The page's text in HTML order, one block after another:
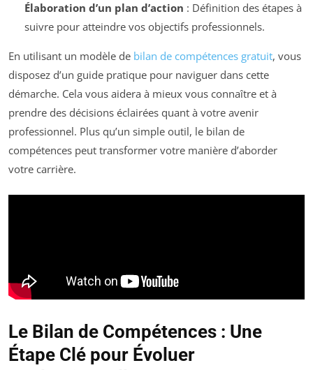
Élaboration d’un plan d’action : Définition des étapes à
suivre pour atteindre vos objectifs professionnels.
En utilisant un modèle de bilan de compétences gratuit, vous
disposez d’un guide pratique pour naviguer dans cette
démarche. Cela vous aidera à mieux vous connaître et à
prendre des décisions éclairées quant à votre avenir
professionnel. Plus qu’un simple outil, le bilan de
compétences peut transformer votre manière d’aborder
votre carrière.
Le Bilan de Compétences : Une
Étape Clé pour Évoluer